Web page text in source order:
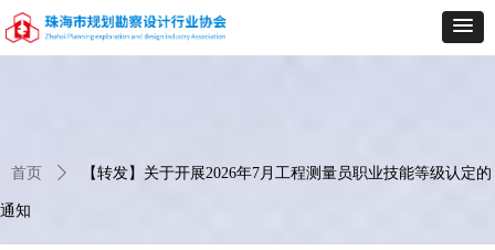
首页 ꄲ 【转发】关于开展2026年7月工程测量员职业技能等级认定的
通知